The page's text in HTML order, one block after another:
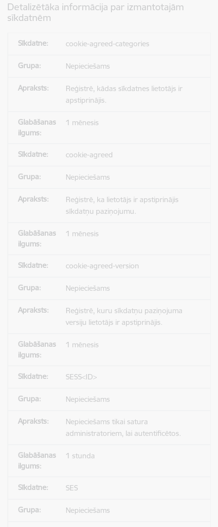
Detalizētāka informācija par izmantotajām
sīkdatnēm
cookie-agreed-categories
Nepieciešams
Reģistrē, kādas sīkdatnes lietotājs ir
apstiprinājis.
1 mēnesis
cookie-agreed
Nepieciešams
Reģistrē, ka lietotājs ir apstiprinājis
sīkdatņu paziņojumu.
1 mēnesis
cookie-agreed-version
Nepieciešams
Reģistrē, kuru sīkdatņu paziņojuma
versiju lietotājs ir apstiprinājis.
1 mēnesis
SESS<ID>
Nepieciešams
Nepieciešams tikai satura
administratoriem, lai autentificētos.
1 stunda
SES
Nepieciešams